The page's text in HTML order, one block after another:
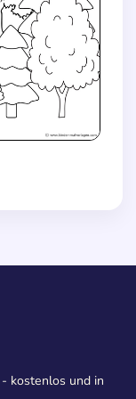
kostenlos und in